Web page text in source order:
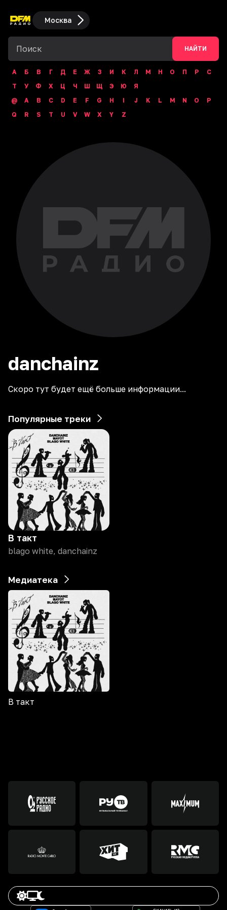
Москва
НАЙТИ
А Б В Г Д Е Ж З И К Л М Н О П Р
С
Т
У Ф Х Ц Ч Ш Щ Э Ю
Я
@
A B C D E F G H I J K L M N O
P
Q
R S T U V W X Y Z
danchainz
Скоро тут будет ещё больше информации...
Популярные треки
В такт
blago white, danchainz
Медиатека
В такт